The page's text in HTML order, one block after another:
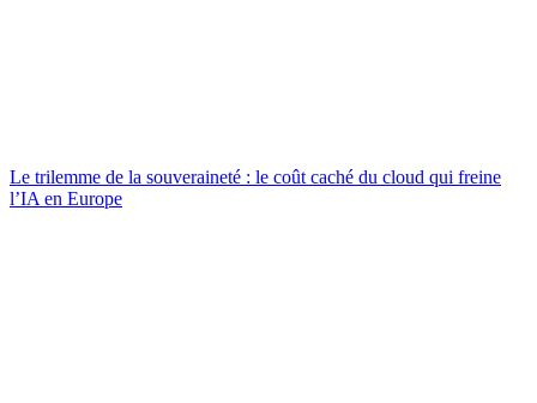
Le trilemme de la souveraineté : le coût caché du cloud qui freine
l’IA en Europe